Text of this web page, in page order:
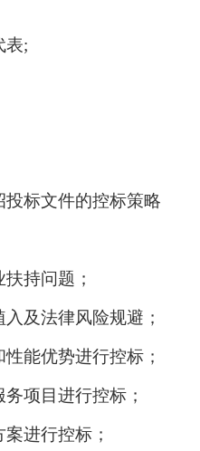
表;
标文件的控标策略
持问题；
及法律风险规避；
能优势进行控标；
项目进行控标；
进行控标；